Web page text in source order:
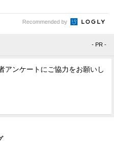
Recommended by
- PR -
アンケートにご協力をお願いし